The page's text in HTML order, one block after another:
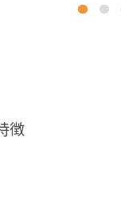
徴